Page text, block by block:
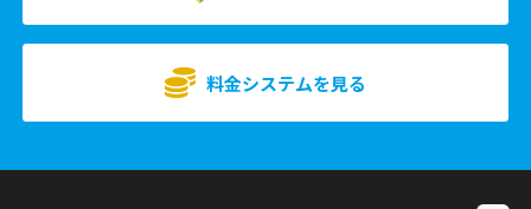
料金システムを見る